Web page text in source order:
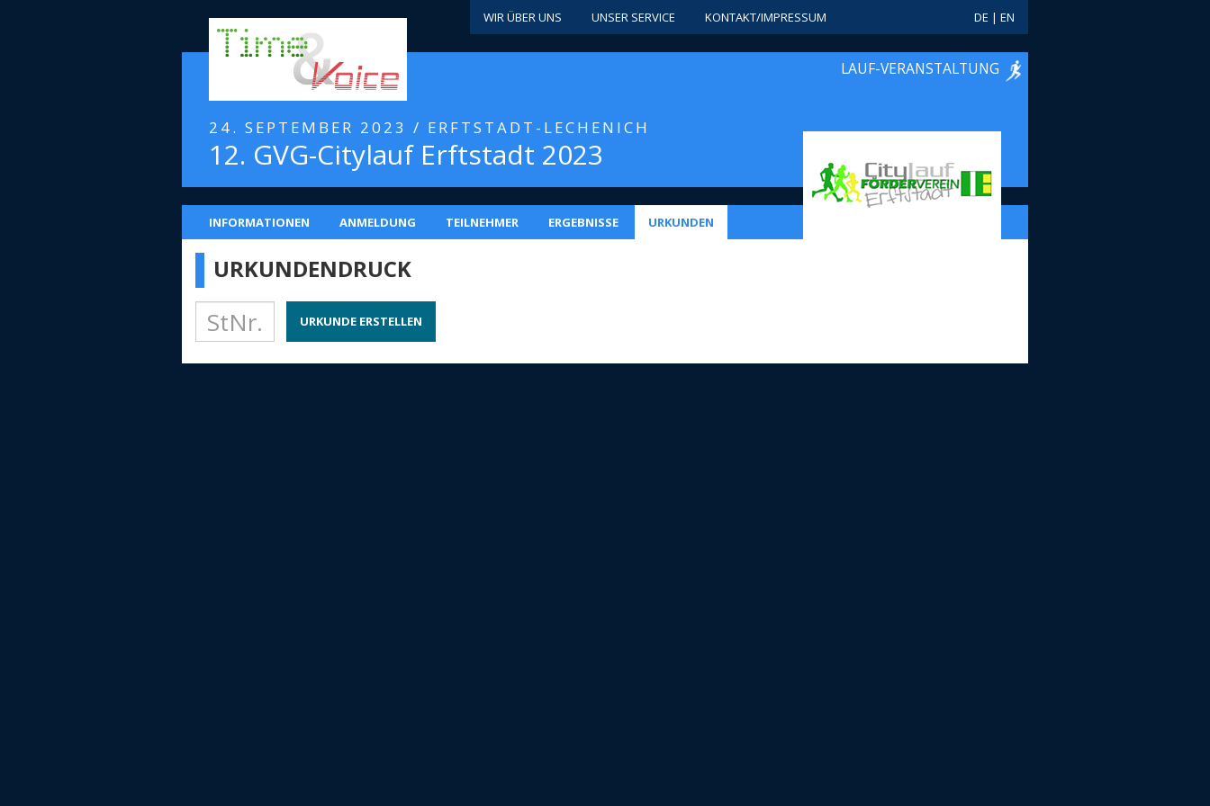
WIR ÜBER UNS UNSER SERVICE KONTAKT/IMPRESSUM DE | EN
LAUF-VERANSTALTUNG
24. SEPTEMBER 2023 / ERFTSTADT-LECHENICH
12. GVG-Citylauf Erftstadt 2023
INFORMATIONEN ANMELDUNG TEILNEHMER ERGEBNISSE URKUNDEN
URKUNDENDRUCK
URKUNDE ERSTELLEN